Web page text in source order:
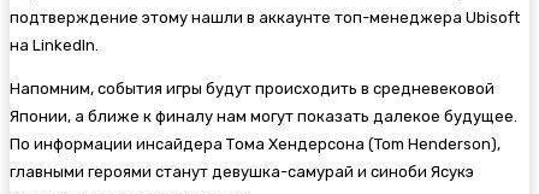
подтверждение этому нашли в аккаунте топ-менеджера Ubisoft
на LinkedIn.
Напомним, события игры будут происходить в средневековой
Японии, а ближе к финалу нам могут показать далекое будущее.
По информации инсайдера Тома Хендерсона (Tom Henderson),
главными героями станут девушка-самурай и синоби Ясукэ